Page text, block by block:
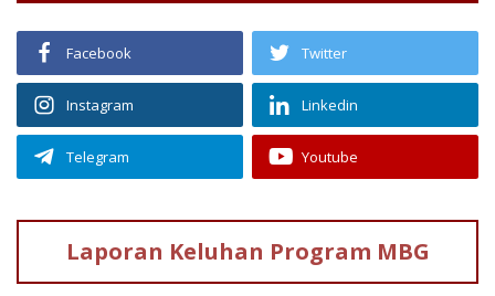
Facebook Twitter
Instagram Linkedin
Telegram Youtube
Laporan Keluhan Program MBG